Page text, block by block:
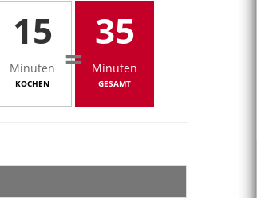
15
Minuten
KOCHEN
=
35
Minuten
GESAMT